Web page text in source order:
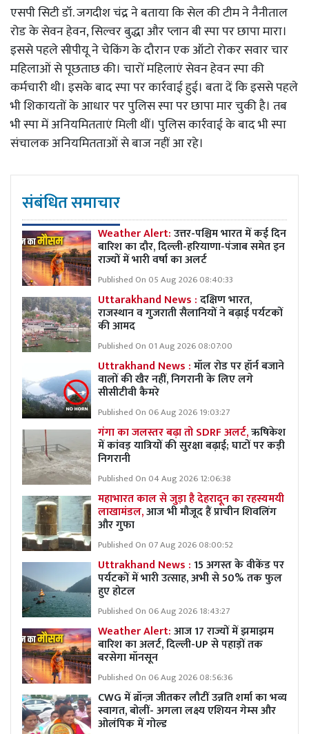
एसपी सिटी डॉ. जगदीश चंद्र ने बताया कि सेल की टीम ने नैनीताल
रोड के सेवन हेवन, सिल्वर बुद्धा और प्लान बी स्पा पर छापा मारा।
इससे पहले सीपीयू ने चेकिंग के दौरान एक ऑटो रोकर सवार चार
महिलाओं से पूछताछ की। चारों महिलाएं सेवन हेवन स्पा की
कर्मचारी थी। इसके बाद स्पा पर कार्रवाई हुई। बता दें कि इससे पहले
भी शिकायतों के आधार पर पुलिस स्पा पर छापा मार चुकी है। तब
भी स्पा में अनियमितताएं मिली थीं। पुलिस कार्रवाई के बाद भी स्पा
संचालक अनियमितताओं से बाज नहीं आ रहे।
संबंधित समाचार
Weather Alert:उत्तर-पश्चिम भारत में कई दिन
बारिश का दौर, दिल्ली-हरियाणा-पंजाब समेत इन
राज्यों में भारी वर्षा का अलर्ट
Published On 05 Aug 2026 08:40:33
Uttarakhand News :दक्षिण भारत,
राजस्थान व गुजराती सैलानियों ने बढ़ाई पर्यटकों
की आमद
Published On 01 Aug 2026 08:07:00
Uttrakhand News :मॉल रोड पर हॉर्न बजाने
वालों की खैर नहीं, निगरानी के लिए लगे
सीसीटीवी कैमरे
Published On 06 Aug 2026 19:03:27
गंगा का जलस्तर बढ़ा तो SDRF अलर्ट,ऋषिकेश
में कांवड़ यात्रियों की सुरक्षा बढ़ाई; घाटों पर कड़ी
निगरानी
Published On 04 Aug 2026 12:06:38
महाभारत काल से जुड़ा है देहरादून का रहस्यमयी
लाखामंडल,आज भी मौजूद हैं प्राचीन शिवलिंग
और गुफा
Published On 07 Aug 2026 08:00:52
Uttrakhand News :15 अगस्त के वीकेंड पर
पर्यटकों में भारी उत्साह, अभी से 50% तक फुल
हुए होटल
Published On 06 Aug 2026 18:43:27
Weather Alert:आज 17 राज्यों में झमाझम
बारिश का अलर्ट, दिल्ली-UP से पहाड़ों तक
बरसेगा मॉनसून
Published On 06 Aug 2026 08:56:36
CWG में ब्रॉन्ज़ जीतकर लौटीं उन्नति शर्मा का भव्य
स्वागत, बोलीं- अगला लक्ष्य एशियन गेम्स और
ओलंपिक में गोल्ड